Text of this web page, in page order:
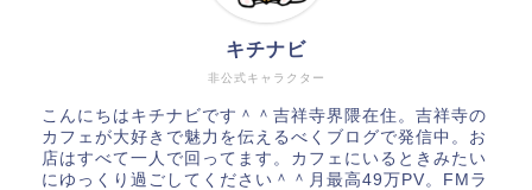
非公式キャラクター
キチナビ
こんにちはキチナビです＾＾吉祥寺界隈在住。吉祥寺の
カフェが大好きで魅力を伝えるべくブログで発信中。お
店はすべて一人で回ってます。カフェにいるときみたい
にゆっくり過ごしてください＾＾月最高49万PV。FMラ